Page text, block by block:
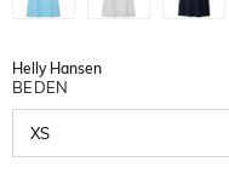
Helly Hansen
BEDEN